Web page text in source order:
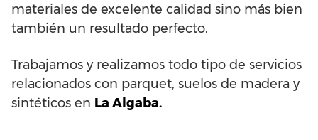
materiales de excelente calidad sino más bien
también un resultado perfecto.
Trabajamos y realizamos todo tipo de servicios
relacionados con parquet, suelos de madera y
sintéticos en La Algaba.